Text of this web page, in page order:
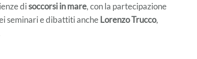
disoccorsi in mare, con la partecipazione
seminari e dibattiti ancheLorenzo Trucco,